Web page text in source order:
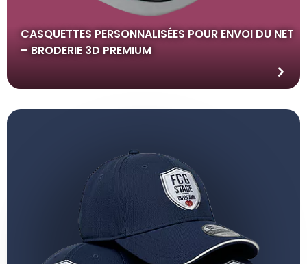
CASQUETTES PERSONNALISÉES POUR ENVOI DU NET
– BRODERIE 3D PREMIUM